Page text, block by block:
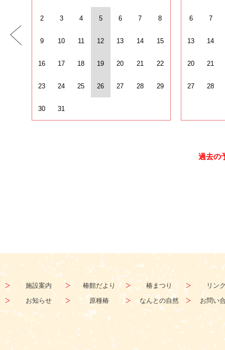
2 3 4 5 6 7 8
9 10 11 12 13 14 15
16 17 18 19 20 21 22
23 24 25 26 27 28 29
30 31
6 7
13 14
20 21
27 28
過去の
施設案内 椿館だより 椿まつり
リン
お知らせ
原種椿 なんとの自然 お問い